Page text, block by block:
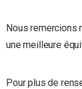
Nous remercions
une meilleure
Pour plus de